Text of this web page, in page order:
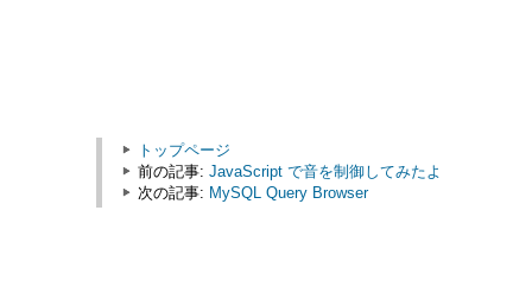
トップページ
前の記事: JavaScript で音を制御してみたよ
次の記事: MySQL Query Browser